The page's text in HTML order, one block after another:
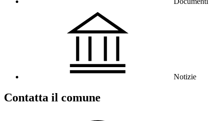
Notizie
Contatta il comune